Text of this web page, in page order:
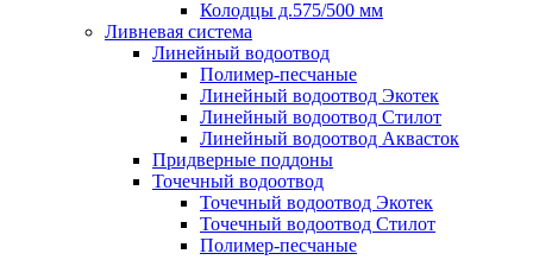
Колодцы д.575/500 мм
Ливневая система
Линейный водоотвод
Полимер-песчаные
Линейный водоотвод Экотек
Линейный водоотвод Стилот
Линейный водоотвод Аквасток
Придверные поддоны
Точечный водоотвод
Точечный водоотвод Экотек
Точечный водоотвод Стилот
Полимер-песчаные